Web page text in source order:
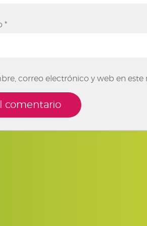
*
correo electrónico y web en